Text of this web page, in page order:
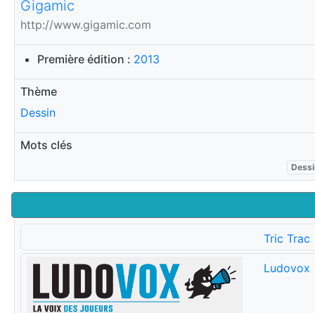
Gigamic
http://www.gigamic.com
Première édition : 2013
Thème
Dessin
Mots clés
Tric Trac
Ludovox